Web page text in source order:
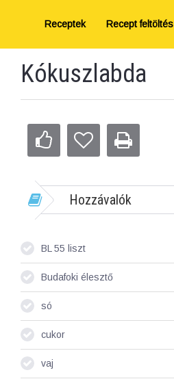
Receptek Recept feltöltés
Kókuszlabda
Hozzávalók
BL 55 liszt
Budafoki élesztő
só
cukor
vaj